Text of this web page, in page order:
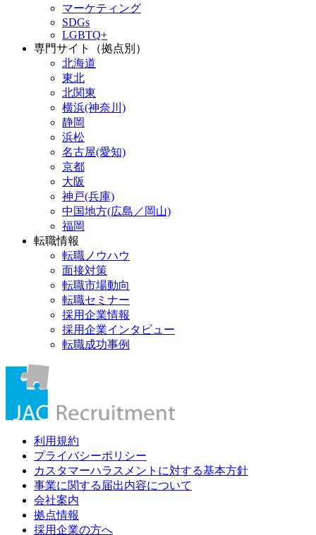
マーケティング
SDGs
LGBTQ+
専門サイト（拠点別）
北海道
東北
北関東
横浜(神奈川)
静岡
浜松
名古屋(愛知)
京都
大阪
神戸(兵庫)
中国地方(広島／岡山)
福岡
転職情報
転職ノウハウ
面接対策
転職市場動向
転職セミナー
採用企業情報
採用企業インタビュー
転職成功事例
利用規約
プライバシーポリシー
カスタマーハラスメントに対する基本方針
事業に関する届出内容について
会社案内
拠点情報
採用企業の方へ